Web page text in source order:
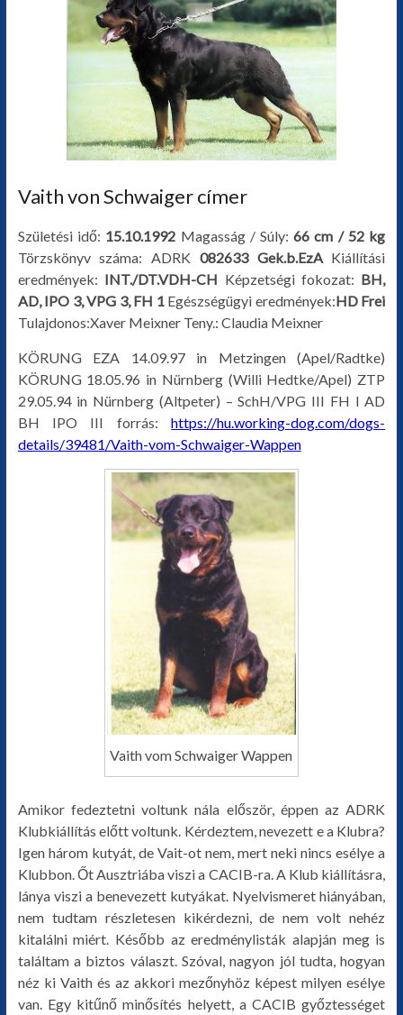
Vaith von Schwaiger címer
Születési idő: 15.10.1992 Magasság / Súly:66 cm / 52 kg
Törzskönyv száma: ADRK 082633 Gek.b.EzA Kiállítási
eredmények: INT./DT.VDH-CH Képzetségi fokozat: BH,
AD, IPO 3, VPG 3, FH 1 Egészségügyi eredmények:HD Frei
Tulajdonos:Xaver Meixner Teny.: Claudia Meixner
KÖRUNG EZA 14.09.97 in Metzingen (Apel/Radtke)
KÖRUNG 18.05.96 in Nürnberg (Willi Hedtke/Apel) ZTP
29.05.94 in Nürnberg (Altpeter) – SchH/VPG III FH I AD
BH IPO III forrás:https://hu.working-dog.com/dogs-
details/39481/Vaith-vom-Schwaiger-Wappen
Vaith vom Schwaiger Wappen
Amikor fedeztetni voltunk nála először, éppen az ADRK
Klubkiállítás előtt voltunk. Kérdeztem, nevezett e a Klubra?
Igen három kutyát, de Vait-ot nem, mert neki nincs esélye a
Klubbon. Őt Ausztriába viszi a CACIB-ra. A Klub kiállításra,
lánya viszi a benevezett kutyákat. Nyelvismeret hiányában,
nem tudtam részletesen kikérdezni, de nem volt nehéz
kitalálni miért. Később az eredménylisták alapján meg is
találtam a biztos választ. Szóval, nagyon jól tudta, hogyan
néz ki Vaith és az akkori mezőnyhöz képest milyen esélye
van. Egy kitűnő minősítés helyett, a CACIB győztességet